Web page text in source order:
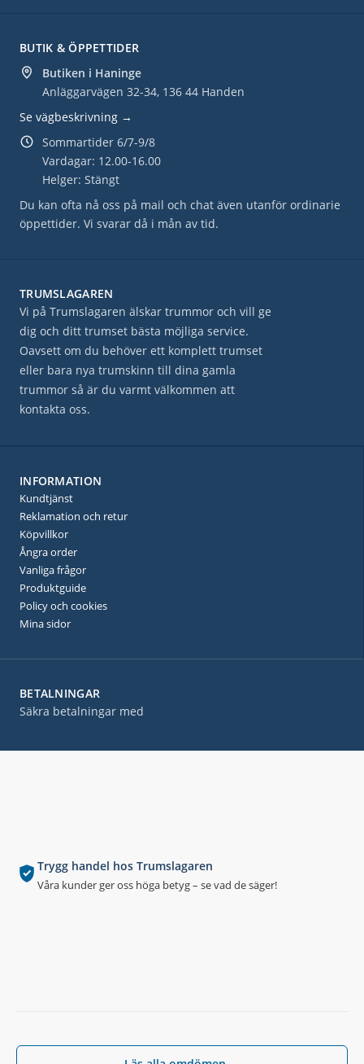
Trygg handel hos Trumslagaren
Våra kunder ger oss höga betyg – se vad de säger!
BUTIK & ÖPPETTIDER
Butiken i Haninge
Anläggarvägen 32-34, 136 44 Handen
Se vägbeskrivning →
Sommartider 6/7-9/8
Vardagar: 12.00-16.00
Helger: Stängt
Du kan ofta nå oss på mail och chat även utanför ordinarie
öppettider. Vi svarar då i mån av tid.
BETALNINGAR
Säkra betalningar med
TRUMSLAGAREN
Vi på Trumslagaren älskar trummor och vill ge
dig och ditt trumset bästa möjliga service.
Oavsett om du behöver ett komplett trumset
eller bara nya trumskinn till dina gamla
trummor så är du varmt välkommen att
kontakta oss.
INFORMATION
Kundtjänst
Reklamation och retur
Köpvillkor
Ångra order
Vanliga frågor
Produktguide
Policy och cookies
Mina sidor